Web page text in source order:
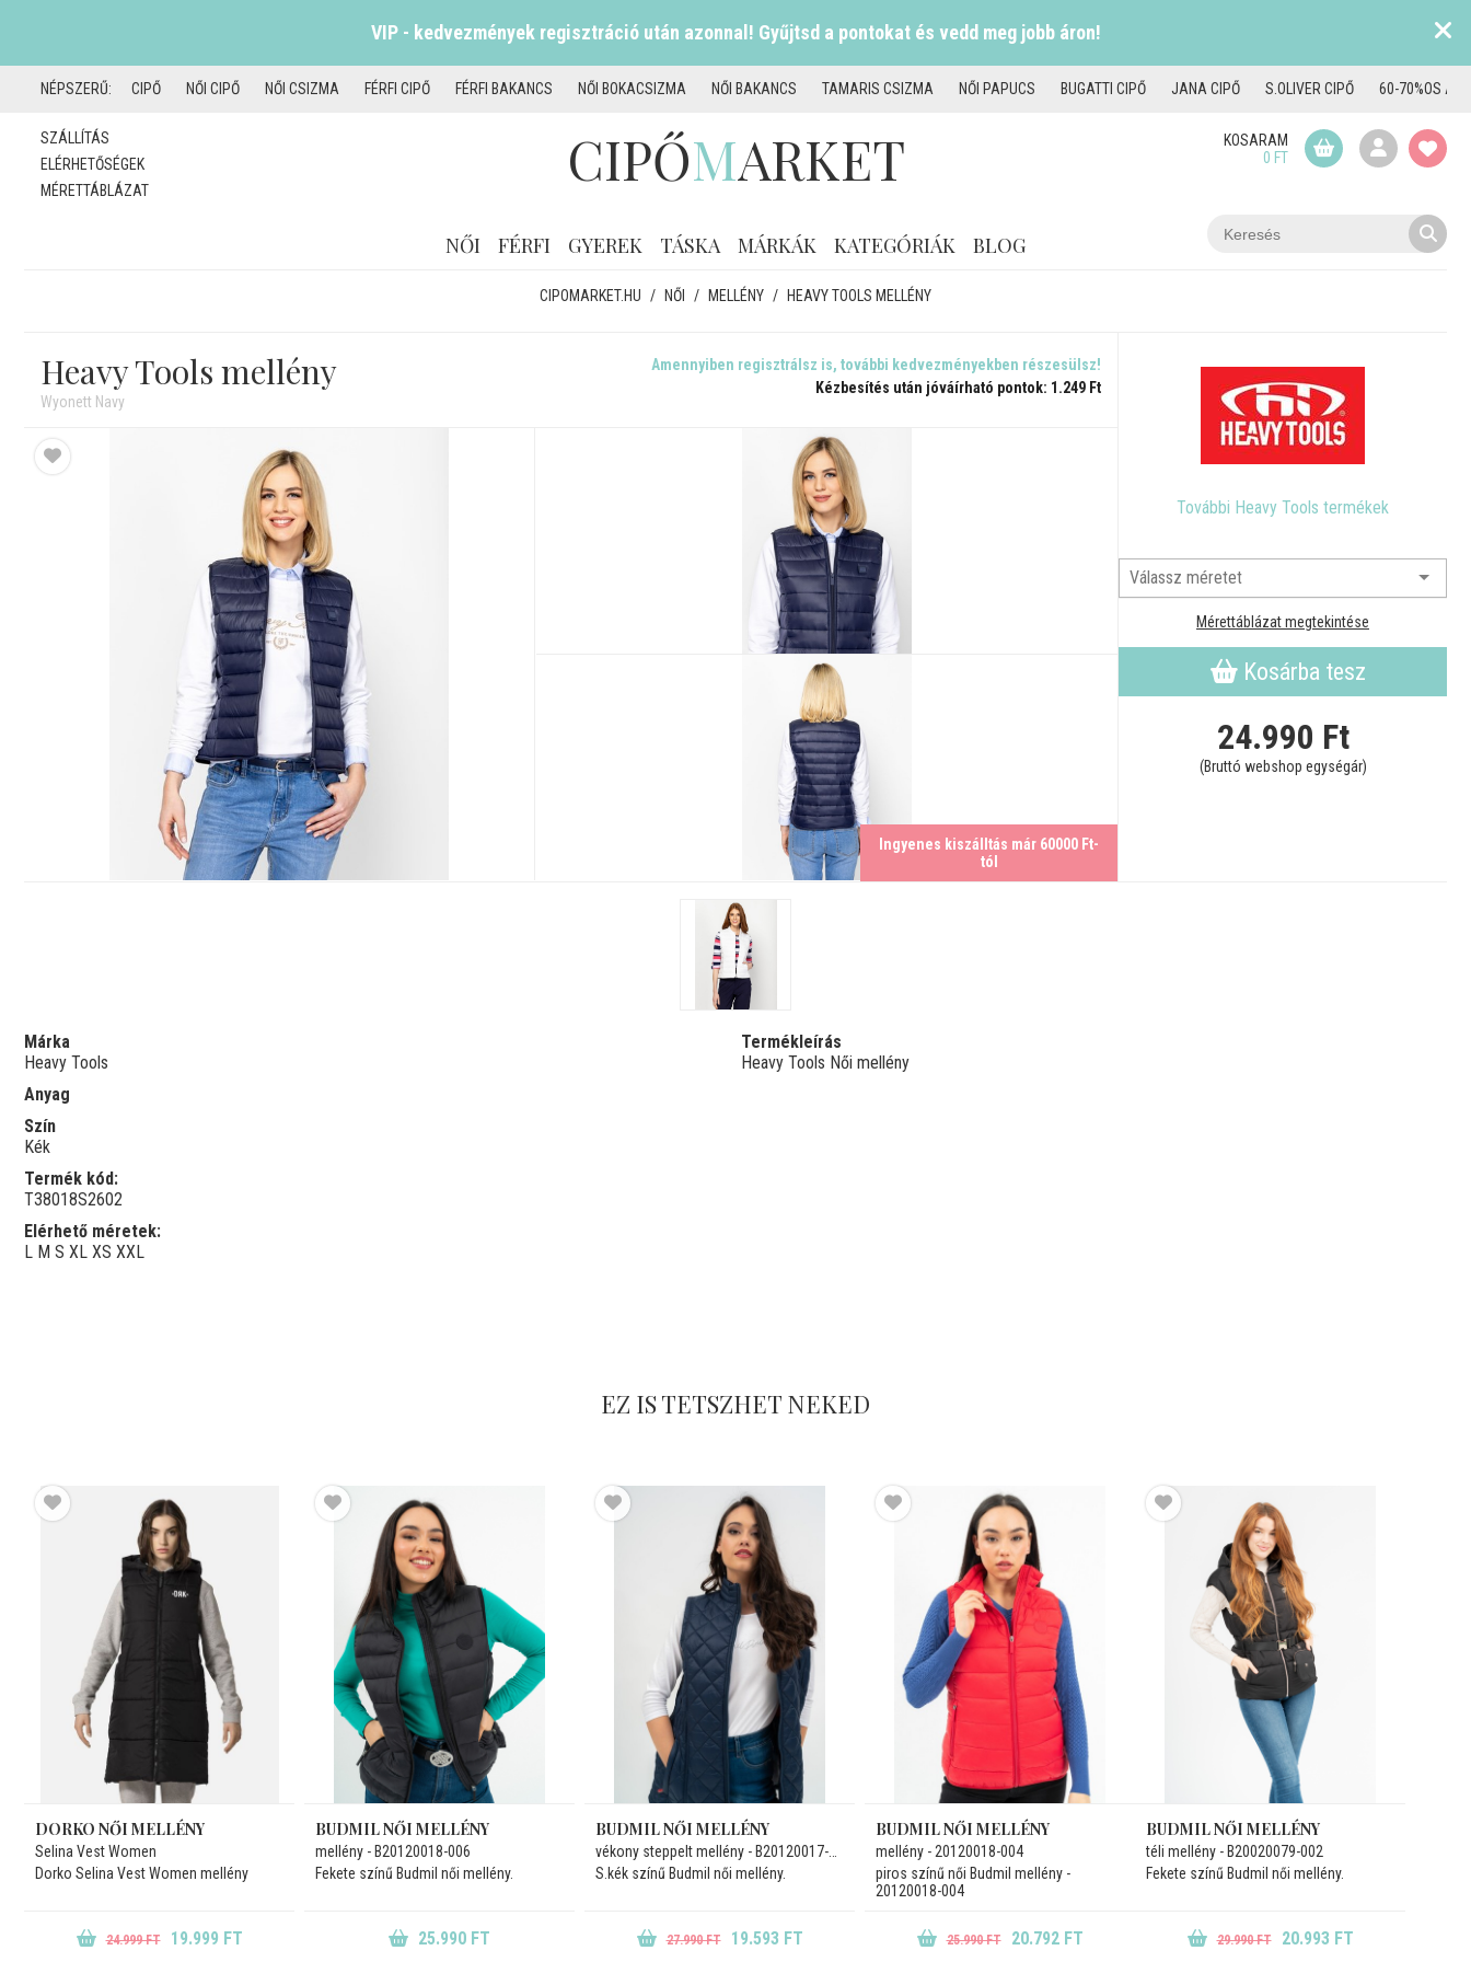
VIP - kedvezmények regisztráció után azonnal! Gyűjtsd a pontokat és vedd meg jobb áron!
NÉPSZERŰ: CIPŐ NŐI CIPŐ NŐI CSIZMA FÉRFI CIPŐ FÉRFI BAKANCS NŐI BOKACSIZMA NŐI BAKANCS TAMARIS CSIZMA NŐI PAPUCS BUGATTI CIPŐ JANA CIPŐ S.OLIVER CIPŐ 60-70%OS
SZÁLLÍTÁS
ELÉRHETŐSÉGEK
MÉRETTÁBLÁZAT
NŐI FÉRFI GYEREK TÁSKA MÁRKÁK KATEGÓRIÁK BLOG
KOSARAM
0 FT
CIPŐMARKET
CIPOMARKET.HU / NŐI / MELLÉNY / HEAVY TOOLS MELLÉNY
Heavy Tools mellény
Wyonett Navy
Amennyiben regisztrálsz is, további kedvezményekben részesülsz!
Kézbesítés után jóváírható pontok: 1.249 Ft
Ingyenes kiszálltás már 60000 Ft-
tól
További Heavy Tools termékek
Mérettáblázat megtekintése
Kosárba tesz
24.990 Ft
(Bruttó webshop egységár)
Márka
Heavy Tools
Anyag
Szín
Kék
Termék kód:
T38018S2602
Elérhető méretek:
L M S XL XS XXL
Termékleírás
Heavy Tools Női mellény
EZ IS TETSZHET NEKED
DORKO NŐI MELLÉNY
Selina Vest Women
Dorko Selina Vest Women mellény
24.999 FT 19.999 FT
BUDMIL NŐI MELLÉNY
mellény - B20120018-006
Fekete színű Budmil női mellény.
25.990 FT
BUDMIL NŐI MELLÉNY
S.kék színű Budmil női mellény.
27.990 FT 19.593 FT
BUDMIL NŐI MELLÉNY
mellény - 20120018-004
piros színű női Budmil mellény -
20120018-004
25.990 FT 20.792 FT
BUDMIL NŐI MELLÉNY
téli mellény - B20020079-002
Fekete színű Budmil női mellény.
29.990 FT 20.993 FT